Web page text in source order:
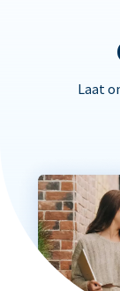
Laat